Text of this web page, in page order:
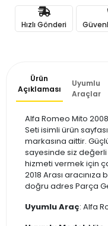
Hızlı Gönderi
Ürün
Açıklaması
Uyumlu
Araçlar
Alfa Romeo Mito
Seti isimli ürün
markasına aittir.
sayesinde siz değerli
hizmeti vermek için
2018 Arası aracınıza
doğru adres Parça
Uyumlu Araç: Alfa